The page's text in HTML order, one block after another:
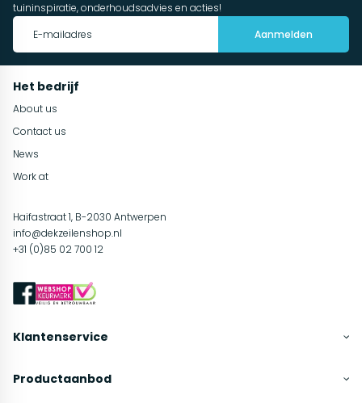
tuininspiratie, onderhoudsadvies en acties!
Aanmelden
Het bedrijf
About us
Contact us
News
Work at
Haifastraat 1, B-2030 Antwerpen
info@dekzeilenshop.nl
+31 (0)85 02 700 12
Klantenservice
Productaanbod